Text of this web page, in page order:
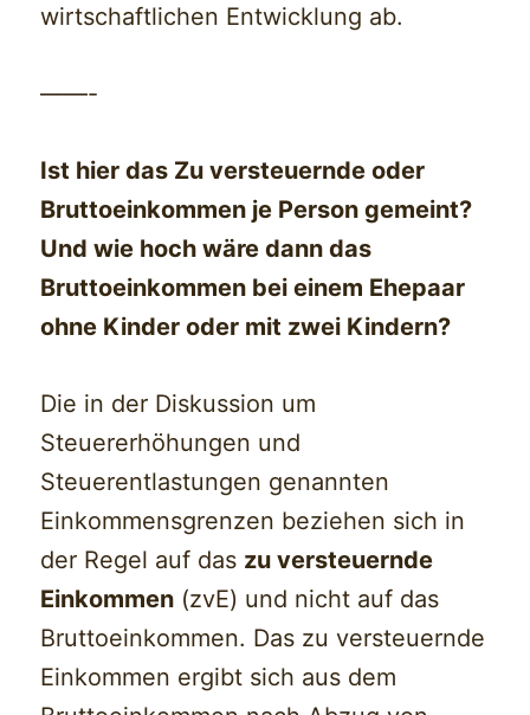
wirtschaftlichen Entwicklung ab.
——-
Ist hier das Zu versteuernde oder
Bruttoeinkommen je Person gemeint?
Und wie hoch wäre dann das
Bruttoeinkommen bei einem Ehepaar
ohne Kinder oder mit zwei Kindern?
Die in der Diskussion um
Steuererhöhungen und
Steuerentlastungen genannten
Einkommensgrenzen beziehen sich in
der Regel auf das zu versteuernde
Einkommen (zvE) und nicht auf das
Bruttoeinkommen. Das zu versteuernde
Einkommen ergibt sich aus dem